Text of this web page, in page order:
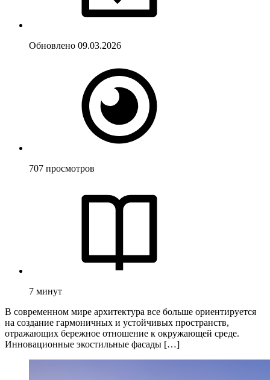
Обновлено 09.03.2026
707 просмотров
7 минут
В современном мире архитектура все больше ориентируется
на создание гармоничных и устойчивых пространств,
отражающих бережное отношение к окружающей среде.
Инновационные экостильные фасады […]